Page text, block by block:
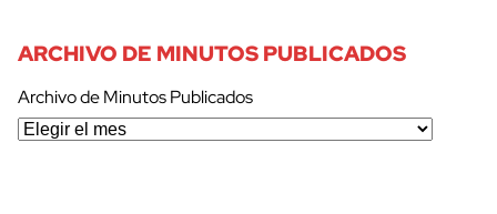
ARCHIVO DE MINUTOS PUBLICADOS
Archivo de Minutos Publicados